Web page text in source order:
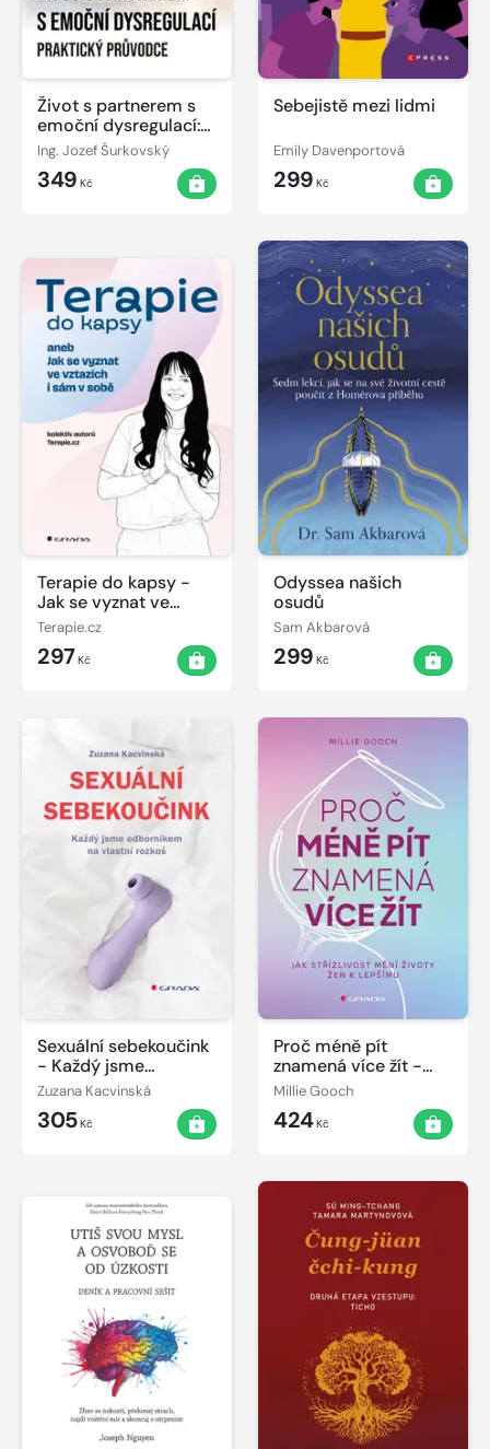
Život s partnerem s
emoční dysregulací:
Praktický průvodce
Ing. Jozef Šurkovský
349 Kč
Sebejistě mezi lidmi
Emily Davenportová
299 Kč
Terapie do kapsy -
Jak se vyznat ve
vztazích i sám v sobě
Terapie.cz
297Kč
Odyssea našich
osudů
Sam Akbarová
299 Kč
Sexuální sebekoučink
- Každý jsme
odborníkem na
Zuzana Kacvinská
305Kč
Proč méně pít
znamená více žít -
Jak střízlivost mění
životy žen k lepšímu
Millie Gooch
424Kč